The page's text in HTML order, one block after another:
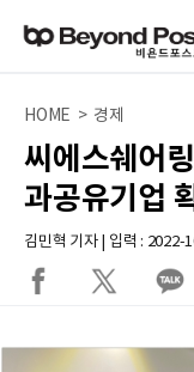
HOME > 경제
씨에스쉐어
과공유기업
김민혁 기자 | 입력 : 2022-